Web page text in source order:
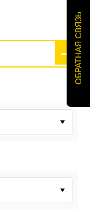
ОБРАТНАЯ СВЯЗЬ